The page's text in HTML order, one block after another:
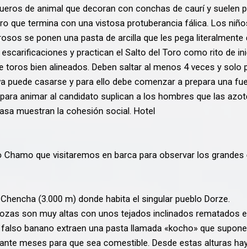
de animal que decoran con conchas de caurí y suelen
que termina con una vistosa protuberancia fálica. Los
se ponen una pasta de arcilla que les pega
y practican el Salto del Toro como rito de
bien alineados. Deben saltar al menos 4 veces y solo
casarse y para ello debe comenzar a prepara una
animar al candidato suplican a los hombres que las
muestran la cohesión social. Hotel
que visitaremos en barca para observar los
(3.000 m) donde habita el singular pueblo Dorze.
son muy altas con unos tejados inclinados rematados
banano extraen una pasta llamada «kocho» que
meses para que sea comestible. Desde estas alturas